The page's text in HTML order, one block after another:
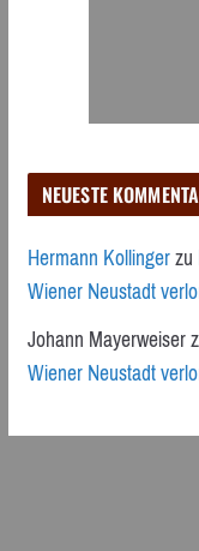
NEUESTE
Hermann Kollingerzu
Wiener Neustadt
Johann Mayerweiser
Wiener Neustadt